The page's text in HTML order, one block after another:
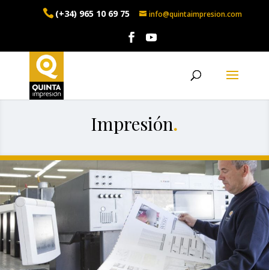
(+34) 965 10 69 75 info@quintaimpresion.com
Impresión.